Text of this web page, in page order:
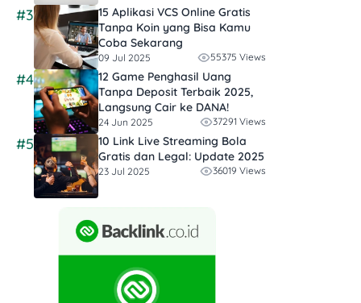
#3
15 Aplikasi VCS Online Gratis
Tanpa Koin yang Bisa Kamu
Coba Sekarang
09 Jul 2025 55375 Views
#4
12 Game Penghasil Uang
Tanpa Deposit Terbaik 2025,
Langsung Cair ke DANA!
24 Jun 2025 37291 Views
#5
10 Link Live Streaming Bola
Gratis dan Legal: Update 2025
23 Jul 2025 36019 Views